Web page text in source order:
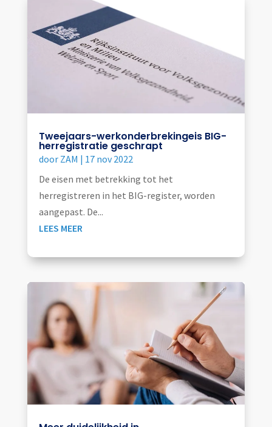
Tweejaars-werkonderbrekingeis BIG-
herregistratie geschrapt
door ZAM | 17 nov 2022
De eisen met betrekking tot het
herregistreren in het BIG-register, worden
aangepast. De...
LEES MEER